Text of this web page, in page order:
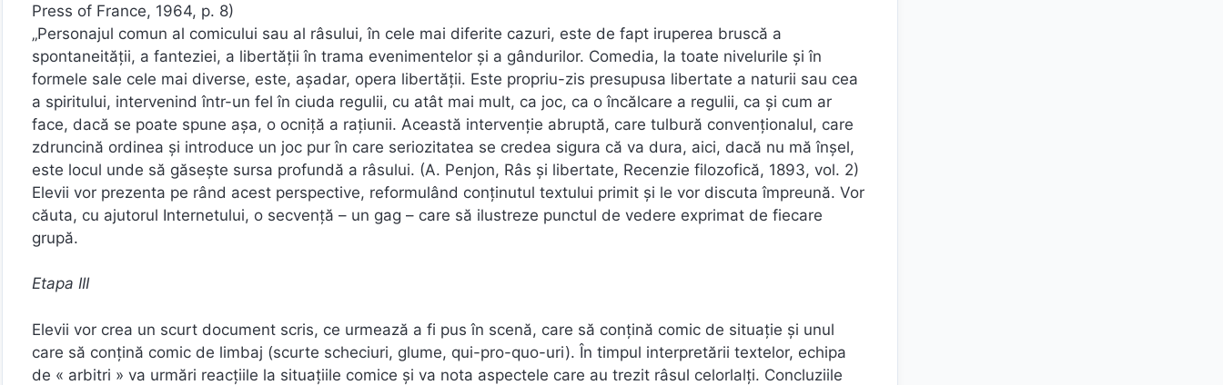
Press of France, 1964, p. 8)
„Personajul comun al comicului sau al râsului, în cele mai diferite cazuri, este de fapt iruperea bruscă a
spontaneității, a fanteziei, a libertății în trama evenimentelor și a gândurilor. Comedia, la toate nivelurile și în
formele sale cele mai diverse, este, așadar, opera libertății. Este propriu-zis presupusa libertate a naturii sau cea
a spiritului, intervenind într-un fel în ciuda regulii, cu atât mai mult, ca joc, ca o încălcare a regulii, ca și cum ar
face, dacă se poate spune așa, o ocniță a rațiunii. Această intervenție abruptă, care tulbură convenționalul, care
zdruncină ordinea și introduce un joc pur în care seriozitatea se credea sigura că va dura, aici, dacă nu mă înșel,
este locul unde să găsește sursa profundă a râsului. (A. Penjon, Râs și libertate, Recenzie filozofică, 1893, vol. 2)
Elevii vor prezenta pe rând acest perspective, reformulând conținutul textului primit și le vor discuta împreună. Vor
căuta, cu ajutorul Internetului, o secvență – un gag – care să ilustreze punctul de vedere exprimat de fiecare
grupă.
Etapa III
Elevii vor crea un scurt document scris, ce urmează a fi pus în scenă, care să conțină comic de situație și unul
care să conțină comic de limbaj (scurte scheciuri, glume, qui-pro-quo-uri). În timpul interpretării textelor, echipa
de « arbitri » va urmări reacțiile la situațiile comice și va nota aspectele care au trezit râsul celorlalți. Concluziile